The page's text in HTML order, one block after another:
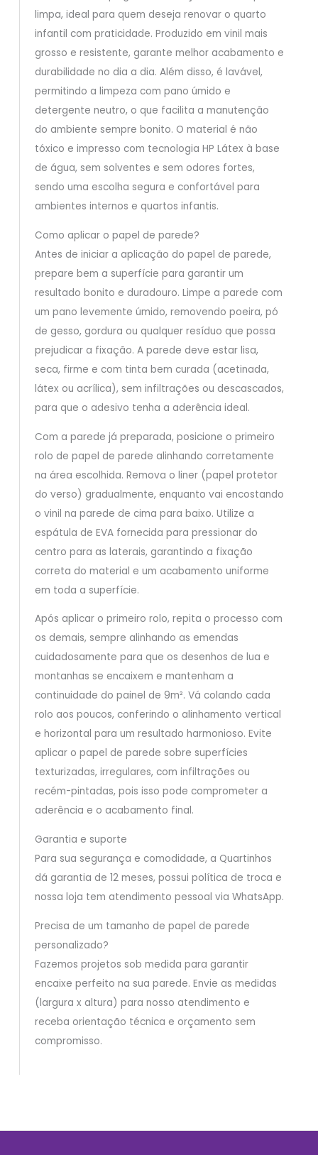
limpa, ideal para quem deseja renovar o quarto
infantil com praticidade. Produzido em vinil mais
grosso e resistente, garante melhor acabamento e
durabilidade no dia a dia. Além disso, é lavável,
permitindo a limpeza com pano úmido e
detergente neutro, o que facilita a manutenção
do ambiente sempre bonito. O material é não
tóxico e impresso com tecnologia HP Látex à base
de água, sem solventes e sem odores fortes,
sendo uma escolha segura e confortável para
ambientes internos e quartos infantis.
Como aplicar o papel de parede?
Antes de iniciar a aplicação do papel de parede,
prepare bem a superfície para garantir um
resultado bonito e duradouro. Limpe a parede com
um pano levemente úmido, removendo poeira, pó
de gesso, gordura ou qualquer resíduo que possa
prejudicar a fixação. A parede deve estar lisa,
seca, firme e com tinta bem curada (acetinada,
látex ou acrílica), sem infiltrações ou descascados,
para que o adesivo tenha a aderência ideal.
Com a parede já preparada, posicione o primeiro
rolo de papel de parede alinhando corretamente
na área escolhida. Remova o liner (papel protetor
do verso) gradualmente, enquanto vai encostando
o vinil na parede de cima para baixo. Utilize a
espátula de EVA fornecida para pressionar do
centro para as laterais, garantindo a fixação
correta do material e um acabamento uniforme
em toda a superfície.
Após aplicar o primeiro rolo, repita o processo com
os demais, sempre alinhando as emendas
cuidadosamente para que os desenhos de lua e
montanhas se encaixem e mantenham a
continuidade do painel de 9m². Vá colando cada
rolo aos poucos, conferindo o alinhamento vertical
e horizontal para um resultado harmonioso. Evite
aplicar o papel de parede sobre superfícies
texturizadas, irregulares, com infiltrações ou
recém-pintadas, pois isso pode comprometer a
aderência e o acabamento final.
Garantia e suporte
Para sua segurança e comodidade, a Quartinhos
dá garantia de 12 meses, possui política de troca e
nossa loja tem atendimento pessoal via WhatsApp.
Precisa de um tamanho de papel de parede
personalizado?
Fazemos projetos sob medida para garantir
encaixe perfeito na sua parede. Envie as medidas
(largura x altura) para nosso atendimento e
receba orientação técnica e orçamento sem
compromisso.